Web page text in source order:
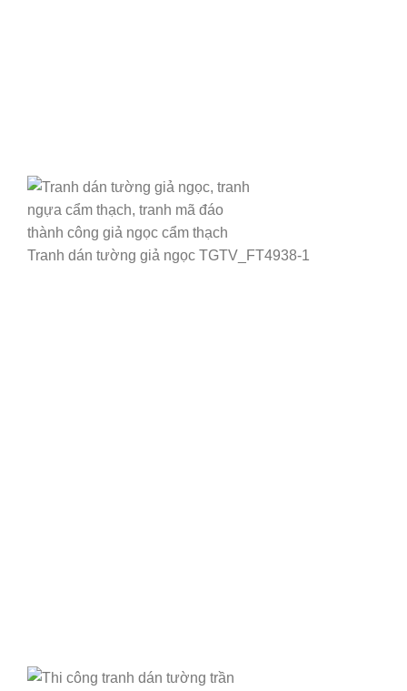
Tranh dán tường giả ngọc TGTV_FT4938-1